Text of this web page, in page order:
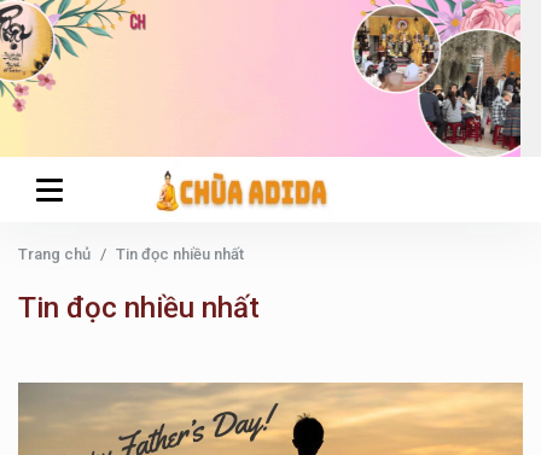
Trang chủ Tin đọc nhiều nhất
Tin đọc nhiều nhất